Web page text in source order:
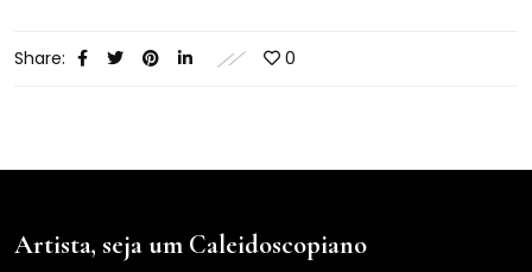
Share: 0
Artista, seja um Caleidoscopiano